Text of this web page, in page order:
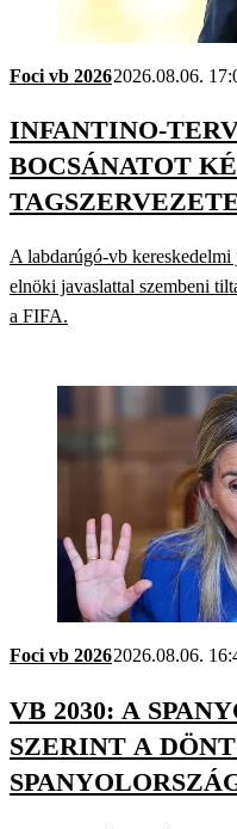
Foci vb 20262026.08.06.
INFANTINO-
BOCSÁNATOT
A labdarúgó-vb
elnöki javaslattal szembeni
a FIFA.
Foci vb 20262026.08.06.
VB 2030: A
SZERINT A